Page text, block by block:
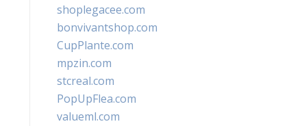
shoplegacee.com
bonvivantshop.com
CupPlante.com
mpzin.com
stcreal.com
PopUpFlea.com
valueml.com